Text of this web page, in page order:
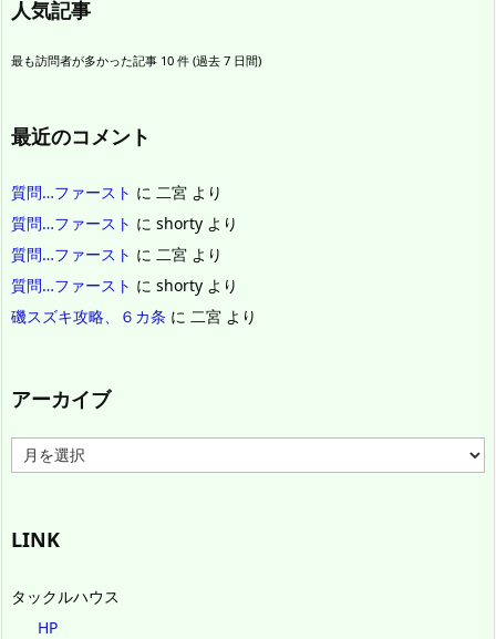
人気記事
最も訪問者が多かった記事 10 件 (過去 7 日間)
最近のコメント
質問…ファースト に 二宮 より
質問…ファースト に shorty より
質問…ファースト に 二宮 より
質問…ファースト に shorty より
磯スズキ攻略、６カ条 に 二宮 より
アーカイブ
ー
ブ
LINK
タックルハウス
HP